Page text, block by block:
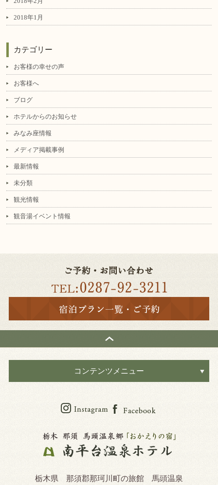
2018年1月
カテゴリー
お客様の幸せの声
お客様へ
ブログ
ホテルからのお知らせ
みなみ座情報
メディア掲載事例
最新情報
未分類
観光情報
観音湯イベント情報
コンテンツメニュー
栃木県 那須郡那珂川町の旅館 馬頭温泉